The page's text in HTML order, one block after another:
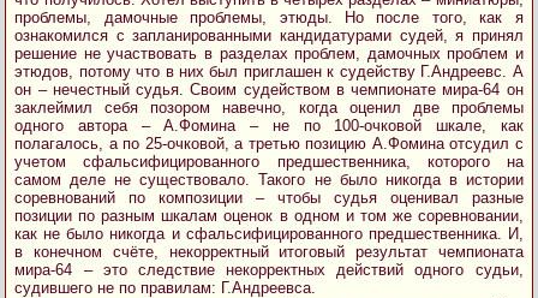
проблемы, дамочные проблемы, этюды. Но после того, как я
ознакомился с запланированными кандидатурами судей, я принял
решение не участвовать в разделах проблем, дамочных проблем и
этюдов, потому что в них был приглашен к судейству Г.Андреевс. А
он – нечестный судья. Своим судейством в чемпионате мира-64 он
заклеймил себя позором навечно, когда оценил две проблемы
одного автора – А.Фомина – не по 100-очковой шкале, как
полагалось, а по 25-очковой, а третью позицию А.Фомина отсудил с
учетом сфальсифицированного предшественника, которого на
самом деле не существовало. Такого не было никогда в истории
соревнований по композиции – чтобы судья оценивал разные
позиции по разным шкалам оценок в одном и том же соревновании,
как не было никогда и сфальсифицированного предшественника. И,
в конечном счёте, некорректный итоговый результат чемпионата
мира-64 – это следствие некорректных действий одного судьи,
судившего не по правилам: Г.Андреевса.